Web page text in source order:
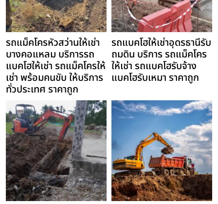
รถแม็คโครหัวสว่านให้เช่า
บางคอแหลม บริการรถ
แบคโฮให้เช่า รถแม็คโครให้
เช่า พร้อมคนขับ ให้บริการ
ทั่วประเทศ ราคาถูก
รถแบคโฮให้เช่าอุดรธานีรับ
ถมดิน บริการ รถแม็คโคร
ให้เช่า รถแบคโฮรับจ้าง
แบคโฮรับเหมา ราคาถูก